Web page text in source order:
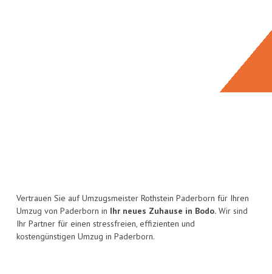
Vertrauen Sie auf Umzugsmeister Rothstein Paderborn für Ihren
Umzug von Paderborn in Ihr neues Zuhause in Bodo. Wir sind
Ihr Partner für einen stressfreien, effizienten und
kostengünstigen Umzug in Paderborn.